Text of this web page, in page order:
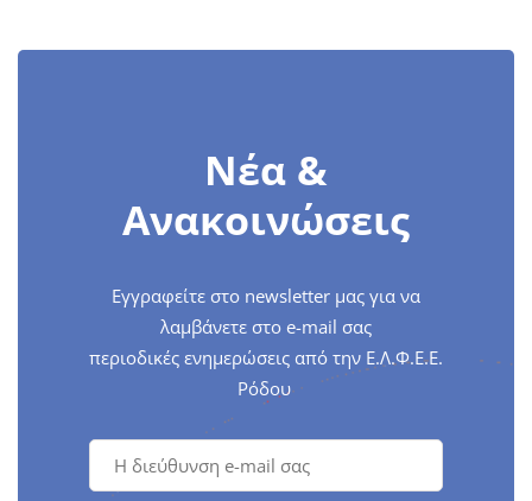
Νέα &
Ανακοινώσεις
Εγγραφείτε στο newsletter μας για να
λαμβάνετε στο e-mail σας
περιοδικές ενημερώσεις από την Ε.Λ.Φ.Ε.Ε.
Ρόδου